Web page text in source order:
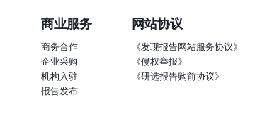
定义）并未拥有此报告提
6个月的投资收益率为
至-15%；卖出—预期未
楼电话：+852-2213 1000
商业服务
商务合作
企业采购
机构入驻
报告发布
网站协议
《发现报告网站服务协议》
《侵权举报》
《研选报告购前协议》